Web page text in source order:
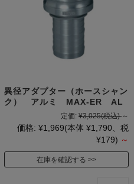
異径アダプター（ホースシャン
ク） アルミ MAX-ER AL
定価: ¥3,025(税込) ～
価格: ¥1,969(本体 ¥1,790、税
¥179) ～
在庫を確認する